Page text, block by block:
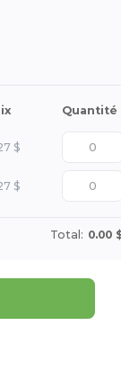
Quantité
$
$
Total: 0.00